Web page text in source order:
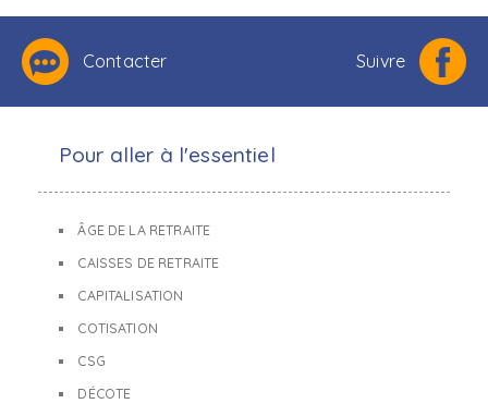
Contacter Suivre
Pour aller à l'essentiel
ÂGE DE LA RETRAITE
CAISSES DE RETRAITE
CAPITALISATION
COTISATION
CSG
DÉCOTE